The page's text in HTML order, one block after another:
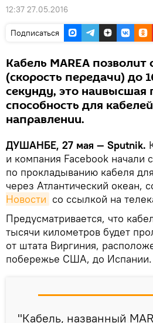
12:37 27.05.2016
Подписаться
Кабель МАRЕA позволит
(скорость передачи) до
секунду, это наивысшая
способность для
направлении.
ДУШАНБЕ, 27 мая — Sputnik.
и компания Facebook начали
по прокладыванию кабеля
через Атлантический океан,
Новости со ссылкой на
Предусматривается, что
тысячи километров будет
от штата Виргиния,
побережье США, до Испании.
"Кабель, названный